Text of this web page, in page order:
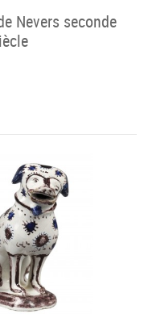
Nevers seconde